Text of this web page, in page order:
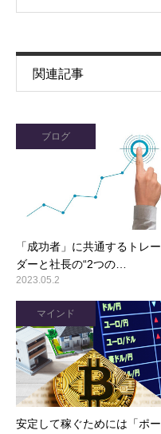
関連記事
「成功者」に共通するトレー
ダーと社長の“2つの…
2023.05.2
ブログ
安定して稼ぐためには「ポー
マインド